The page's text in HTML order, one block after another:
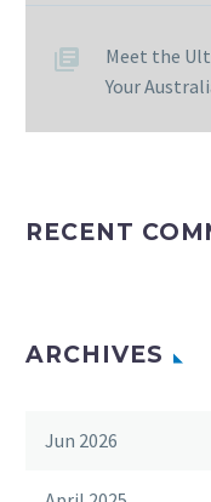
Meet the
Your
RECENT
ARCHIVES
Jun 2026